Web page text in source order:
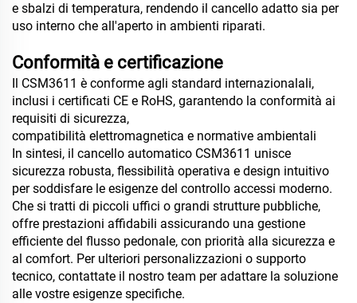
e sbalzi di temperatura, rendendo il cancello adatto sia per
uso interno che all'aperto in ambienti riparati.
Conformità e certificazione
Il CSM3611 è conforme agli standard internazionalali,
inclusi i certificati CE e RoHS, garantendo la conformità ai
requisiti di sicurezza,
compatibilità elettromagnetica e normative ambientali
In sintesi, il cancello automatico CSM3611 unisce
sicurezza robusta, flessibilità operativa e design intuitivo
per soddisfare le esigenze del controllo accessi moderno.
Che si tratti di piccoli uffici o grandi strutture pubbliche,
offre prestazioni affidabili assicurando una gestione
efficiente del flusso pedonale, con priorità alla sicurezza e
al comfort. Per ulteriori personalizzazioni o supporto
tecnico, contattate il nostro team per adattare la soluzione
alle vostre esigenze specifiche.